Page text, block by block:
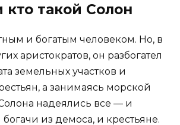
такой Солон
и богатым человеком. Но, в
аристократов, он разбогател
земельных участков и
а занимаясь морской
надеялись все — и
из демоса, и крестьяне.